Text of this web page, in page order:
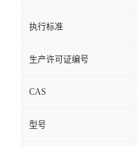
执行标准
生产许可证编号
CAS
型号